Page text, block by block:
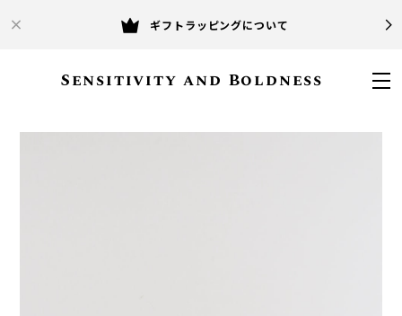
ギフトラッピングについて
Sensitivity and Boldness